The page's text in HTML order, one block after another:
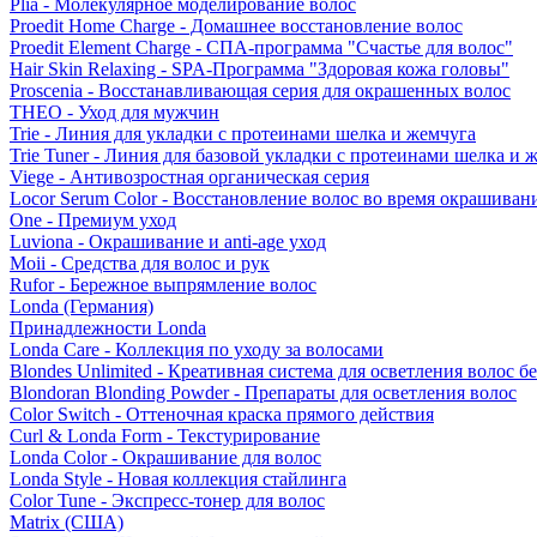
Plia - Молекулярное моделирование волос
Proedit Home Charge - Домашнее восстановление волос
Proedit Element Charge - СПА-программа "Счастье для волос"
Hair Skin Relaxing - SPA-Программа "Здоровая кожа головы"
Proscenia - Восстанавливающая серия для окрашенных волос
THEO - Уход для мужчин
Trie - Линия для укладки с протеинами шелка и жемчуга
Trie Tuner - Линия для базовой укладки с протеинами шелка и
Viege - Антивозростная органическая серия
Locor Serum Color - Восстановление волос во время
One - Премиум уход
Luviona - Окрашивание и anti-age уход
Moii - Средства для волос и рук
Rufor - Бережное выпрямление волос
Londa (Германия)
Принадлежности Londa
Londa Care - Коллекция по уходу за волосами
Blondes Unlimited - Креативная система для осветления волос
Blondoran Blonding Powder - Препараты для осветления волос
Color Switch - Оттеночная краска прямого действия
Curl & Londa Form - Текстурирование
Londa Color - Окрашивание для волос
Londa Style - Новая коллекция стайлинга
Color Tune - Экспресс-тонер для волос
Matrix (США)